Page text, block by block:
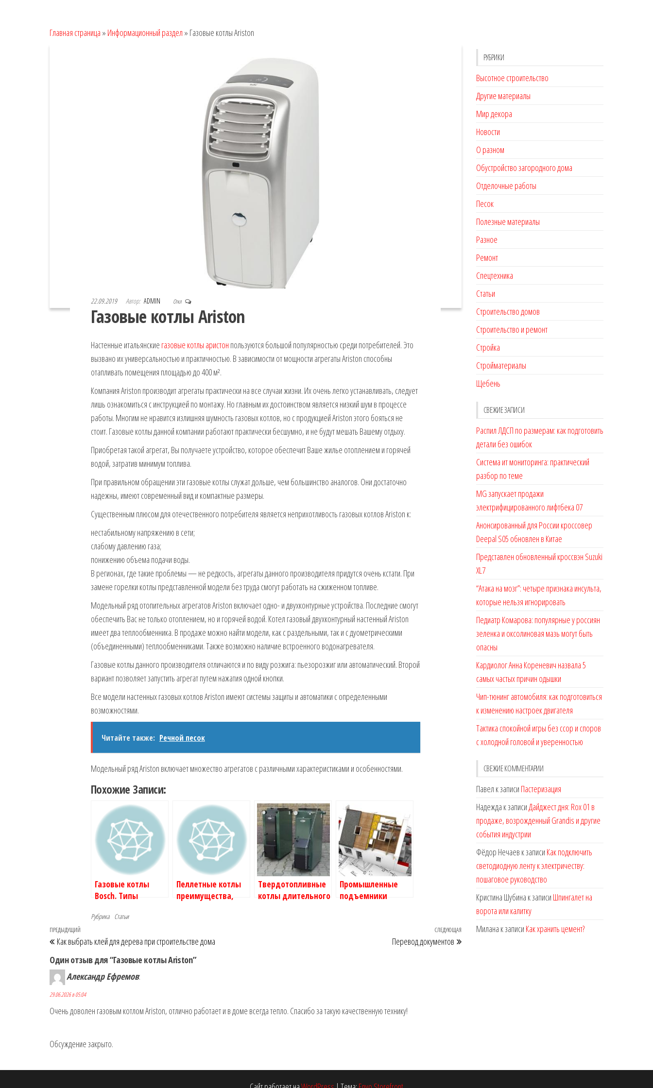
Главная страница » Информационный раздел » Газовые котлы Ariston
22.09.2019 Автор: ADMIN Откл
Газовые котлы Ariston
Настенные итальянские газовые котлы аристон пользуются большой популярностью среди потребителей. Это
вызвано их универсальностью и практичностью. В зависимости от мощности агрегаты Ariston способны
отапливать помещения площадью до 400 м².
Компания Ariston производит агрегаты практически на все случаи жизни. Их очень легко устанавливать, следует
лишь ознакомиться с инструкцией по монтажу. Но главным их достоинством является низкий шум в процессе
работы. Многим не нравится излишняя шумность газовых котлов, но с продукцией Ariston этого бояться не
стоит. Газовые котлы данной компании работают практически бесшумно, и не будут мешать Вашему отдыху.
Приобретая такой агрегат, Вы получаете устройство, которое обеспечит Ваше жилье отоплением и горячей
водой, затратив минимум топлива.
При правильном обращении эти газовые котлы служат дольше, чем большинство аналогов. Они достаточно
надежны, имеют современный вид и компактные размеры.
Существенным плюсом для отечественного потребителя является неприхотливость газовых котлов Ariston к:
нестабильному напряжению в сети;
слабому давлению газа;
понижению объема подачи воды.
В регионах, где такие проблемы — не редкость, агрегаты данного производителя придутся очень кстати. При
замене горелки котлы представленной модели без труда смогут работать на сжиженном топливе.
Модельный ряд отопительных агрегатов Ariston включает одно- и двухконтурные устройства. Последние смогут
обеспечить Вас не только отоплением, но и горячей водой. Котел газовый двухконтурный настенный Ariston
имеет два теплообменника. В продаже можно найти модели, как с раздельными, так и с дуометрическими
(объединенными) теплообменниками. Также возможно наличие встроенного водонагревателя.
Газовые котлы данного производителя отличаются и по виду розжига: пьезорозжиг или автоматический. Второй
вариант позволяет запустить агрегат путем нажатия одной кнопки.
Все модели настенных газовых котлов Ariston имеют системы защиты и автоматики с определенными
возможностями.
Читайте также: Речной песок
Модельный ряд Ariston включает множество агрегатов с различными характеристиками и особенностями.
Похожие Записи:
Газовые котлы
Bosch. Типы
Пеллетные котлы
преимущества,
Твердотопливные
котлы длительного
Промышленные
подъемники
Рубрика Статьи
Навигация
по
записям
Предыдущая
запись
ПРЕДЫДУЩИЙ
Как выбрать клей для дерева при строительстве дома
Следующая
запись
СЛЕДУЮЩАЯ
Перевод документов
Один отзыв для “Газовые котлы Ariston”
Александр Ефремов:
29.06.2026 в 05:04
Очень доволен газовым котлом Ariston, отлично работает и в доме всегда тепло. Спасибо за такую качественную технику!
Обсуждение закрыто.
РУБРИКИ
Высотное строительство
Другие материалы
Мир декора
Новости
О разном
Обустройство загородного дома
Отделочные работы
Песок
Полезные материалы
Разное
Ремонт
Спецтехника
Статьи
Строительство домов
Строительство и ремонт
Стройка
Стройматериалы
Щебень
СВЕЖИЕ ЗАПИСИ
Распил ЛДСП по размерам: как подготовить
детали без ошибок
Система ит мониторинга: практический
разбор по теме
MG запускает продажи
электрифицированного лифтбека 07
Анонсированный для России кроссовер
Deepal S05 обновлен в Китае
Представлен обновленный кроссвэн Suzuki
XL7
“Атака на мозг”: четыре признака инсульта,
которые нельзя игнорировать
Педиатр Комарова: популярные у россиян
зеленка и оксолиновая мазь могут быть
опасны
Кардиолог Анна Кореневич назвала 5
самых частых причин одышки
Чип-тюнинг автомобиля: как подготовиться
к изменению настроек двигателя
Тактика спокойной игры без ссор и споров
с холодной головой и уверенностью
СВЕЖИЕ КОММЕНТАРИИ
Павел к записи Пастеризация
Надежда к записиДайджест дня: Rox 01 в
продаже, возрожденный Grandis и другие
события индустрии
Фёдор Нечаев к записи Как подключить
светодиодную ленту к электричеству:
пошаговое руководство
Кристина Шубина к записи Шпингалет на
ворота или калитку
Милана к записи Как хранить цемент?